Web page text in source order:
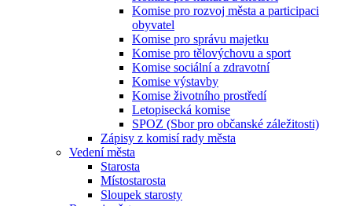
Komise pro rozvoj města a participaci
obyvatel
Komise pro správu majetku
Komise pro tělovýchovu a sport
Komise sociální a zdravotní
Komise výstavby
Komise životního prostředí
Letopisecká komise
SPOZ (Sbor pro občanské záležitosti)
Zápisy z komisí rady města
Vedení města
Starosta
Místostarosta
Sloupek starosty